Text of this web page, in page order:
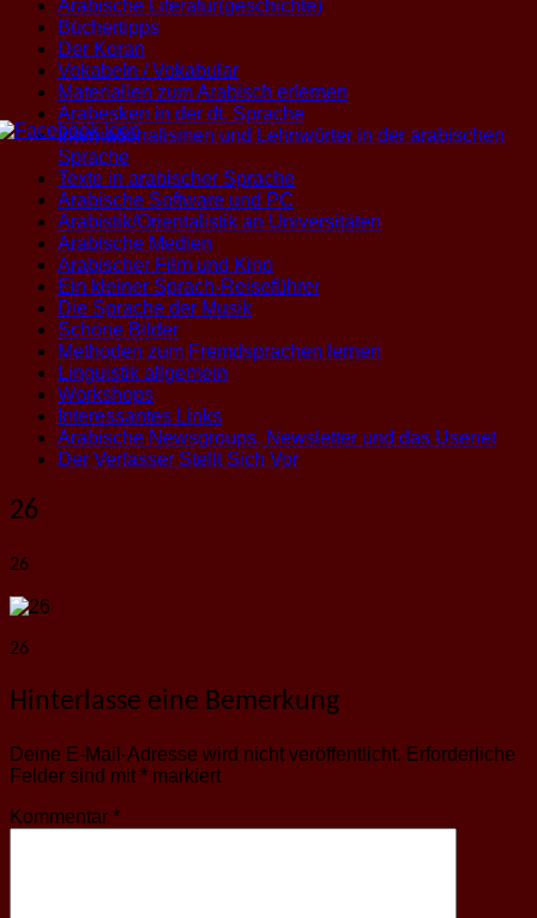
Arabische Literatur(geschichte)
Büchertipps
Der Koran
Vokabeln / Vokabular
Materialien zum Arabisch erlernen
Arabesken in der dt. Sprache
Internationalismen und Lehnwörter in der arabischen
Sprache
Texte in arabischer Sprache
Arabische Software und PC
Arabistik/Orientalistik an Universitäten
Arabische Medien
Arabischer Film und Kino
Ein kleiner Sprach-Reiseführer
Die Sprache der Musik
Schöne Bilder
Methoden zum Fremdsprachen lernen
Linguistik allgemein
Workshops
Interessantes Links
Arabische Newsgroups, Newsletter und das Usenet
Der Verfasser Stellt Sich Vor
26
26
26
Hinterlasse eine Bemerkung
Deine E-Mail-Adresse wird nicht veröffentlicht. Erforderliche
Felder sind mit * markiert
Kommentar *